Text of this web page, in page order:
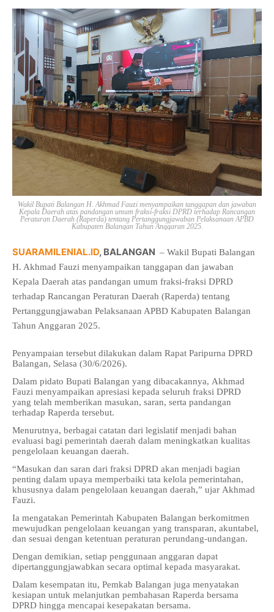
Wakil Bupati Balangan H. Akhmad Fauzi menyampaikan tanggapan dan jawaban
Kepala Daerah atas pandangan umum fraksi-fraksi DPRD terhadap Rancangan
Peraturan Daerah (Raperda) tentang Pertanggungjawaban Pelaksanaan APBD
Kabupaten Balangan Tahun Anggaran 2025.
SUARAMILENIAL.ID, BALANGAN – Wakil Bupati Balangan
H. Akhmad Fauzi menyampaikan tanggapan dan jawaban
Kepala Daerah atas pandangan umum fraksi-fraksi DPRD
terhadap Rancangan Peraturan Daerah (Raperda) tentang
Pertanggungjawaban Pelaksanaan APBD Kabupaten Balangan
Tahun Anggaran 2025.
Penyampaian tersebut dilakukan dalam Rapat Paripurna DPRD
Balangan, Selasa (30/6/2026).
Dalam pidato Bupati Balangan yang dibacakannya, Akhmad
Fauzi menyampaikan apresiasi kepada seluruh fraksi DPRD
yang telah memberikan masukan, saran, serta pandangan
terhadap Raperda tersebut.
Menurutnya, berbagai catatan dari legislatif menjadi bahan
evaluasi bagi pemerintah daerah dalam meningkatkan kualitas
pengelolaan keuangan daerah.
“Masukan dan saran dari fraksi DPRD akan menjadi bagian
penting dalam upaya memperbaiki tata kelola pemerintahan,
khususnya dalam pengelolaan keuangan daerah,” ujar Akhmad
Fauzi.
Ia mengatakan Pemerintah Kabupaten Balangan berkomitmen
mewujudkan pengelolaan keuangan yang transparan, akuntabel,
dan sesuai dengan ketentuan peraturan perundang-undangan.
Dengan demikian, setiap penggunaan anggaran dapat
dipertanggungjawabkan secara optimal kepada masyarakat.
Dalam kesempatan itu, Pemkab Balangan juga menyatakan
kesiapan untuk melanjutkan pembahasan Raperda bersama
DPRD hingga mencapai kesepakatan bersama.